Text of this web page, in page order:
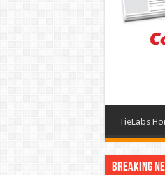
TieLabs
Breaking